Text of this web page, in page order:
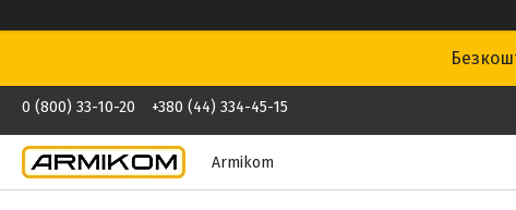
0 (800) 33-10-20 +380 (44) 334-45-15
Armikom